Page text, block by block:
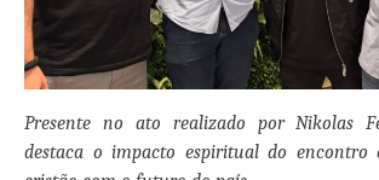
Presente no ato realizado por Nikolas
destaca o impacto espiritual do encontro